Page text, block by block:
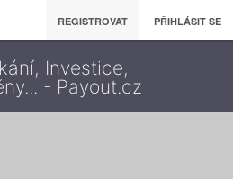
REGISTROVAT PŘIHLÁSIT SE